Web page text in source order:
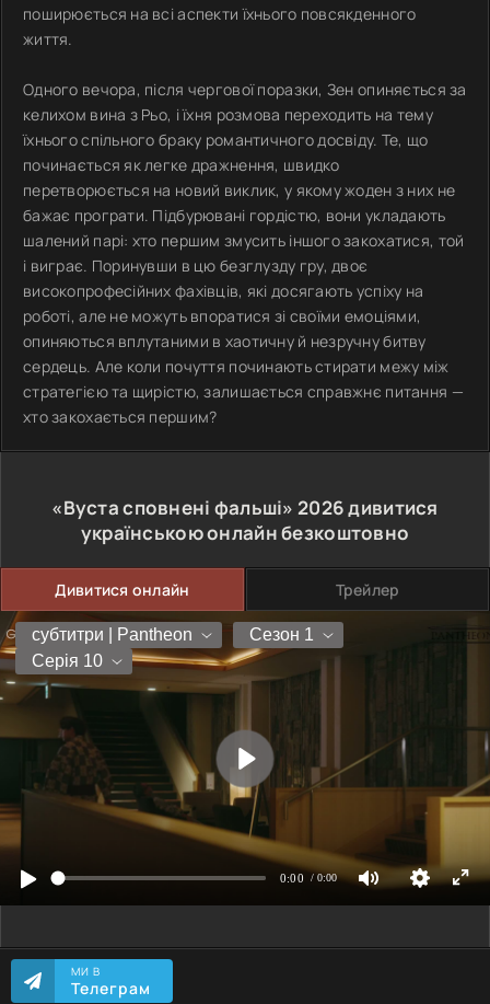
поширюється на всі аспекти їхнього повсякденного
життя.
Одного вечора, після чергової поразки, Зен опиняється за
келихом вина з Рьо, і їхня розмова переходить на тему
їхнього спільного браку романтичного досвіду. Те, що
починається як легке дражнення, швидко
перетворюється на новий виклик, у якому жоден з них не
бажає програти. Підбурювані гордістю, вони укладають
шалений парі: хто першим змусить іншого закохатися, той
і виграє. Поринувши в цю безглузду гру, двоє
високопрофесійних фахівців, які досягають успіху на
роботі, але не можуть впоратися зі своїми емоціями,
опиняються вплутаними в хаотичну й незручну битву
сердець. Але коли почуття починають стирати межу між
стратегією та щирістю, залишається справжнє питання —
хто закохається першим?
«Вуста сповнені фальші»2026дивитися
українською онлайн безкоштовно
Дивитися онлайн Трейлер
МИ В
Телеграм